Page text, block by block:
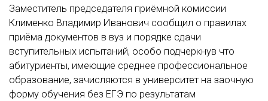
Заместитель председателя приёмной комиссии
Клименко Владимир Иванович сообщил о правилах
приёма документов в вуз и порядке сдачи
вступительных испытаний, особо подчеркнув что
абитуриенты, имеющие среднее профессиональное
образование, зачисляются в университет на заочную
форму обучения без ЕГЭ по результатам